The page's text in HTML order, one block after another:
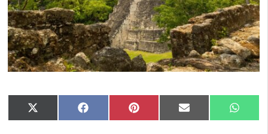
Compartir
en
X
(Twitter)
Compartir
en
Facebook Compartir
en
Pinterest Compartir
en
Email
en